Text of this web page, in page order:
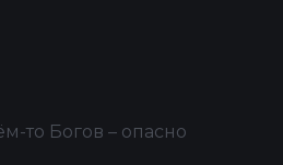
то Богов – опасно